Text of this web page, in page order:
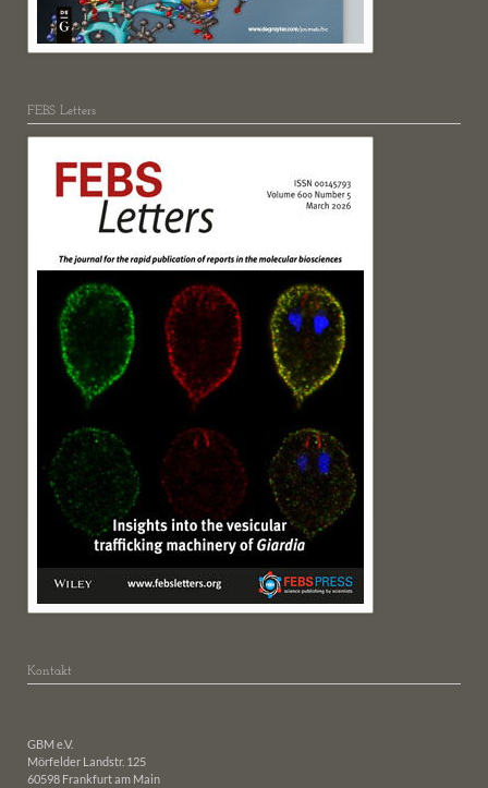
FEBS Letters
Kontakt
GBM e.V.
Mörfelder Landstr. 125
60598 Frankfurt am Main